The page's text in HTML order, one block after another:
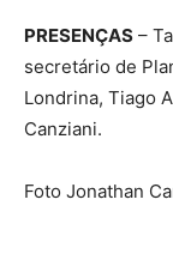
PRESENÇAS –
secretário de
Londrina, Tiago
Canziani.
Foto Jonathan